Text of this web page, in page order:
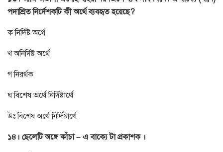
পদাশ্রিত নির্দেশকটি কী অর্থে ব্যবহৃত হয়েছে?
ক নির্দিষ্ট অর্থে
খ অনির্দিষ্ট অর্থে
গ নিরর্থক
ঘ বিশেষ অর্থে নির্দিষ্টার্থে
উঃ বিশেষ অর্থে নির্দিষ্টার্থে
১৪। ছেলেটি অঙ্গে কাঁচা – এ বাক্যে টা প্রকাশক ।